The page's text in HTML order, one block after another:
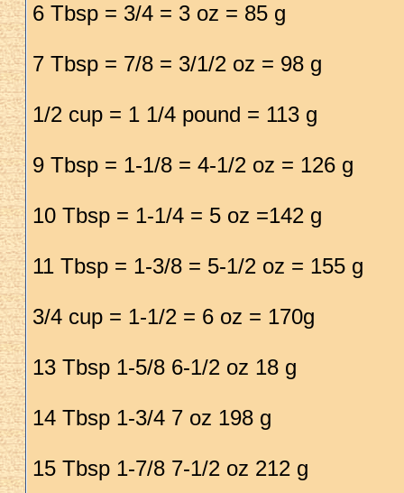
6 Tbsp = 3/4 = 3 oz = 85 g
7 Tbsp = 7/8 = 3/1/2 oz = 98 g
1/2 cup = 1 1/4 pound = 113 g
9 Tbsp = 1-1/8 = 4-1/2 oz = 126 g
10 Tbsp = 1-1/4 = 5 oz =142 g
11 Tbsp = 1-3/8 = 5-1/2 oz = 155 g
3/4 cup = 1-1/2 = 6 oz = 170g
13 Tbsp 1-5/8 6-1/2 oz 18 g
14 Tbsp 1-3/4 7 oz 198 g
15 Tbsp 1-7/8 7-1/2 oz 212 g